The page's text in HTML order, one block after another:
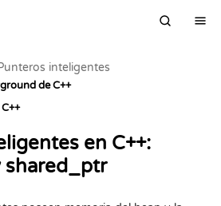
inteligentes
de C++
en C++: